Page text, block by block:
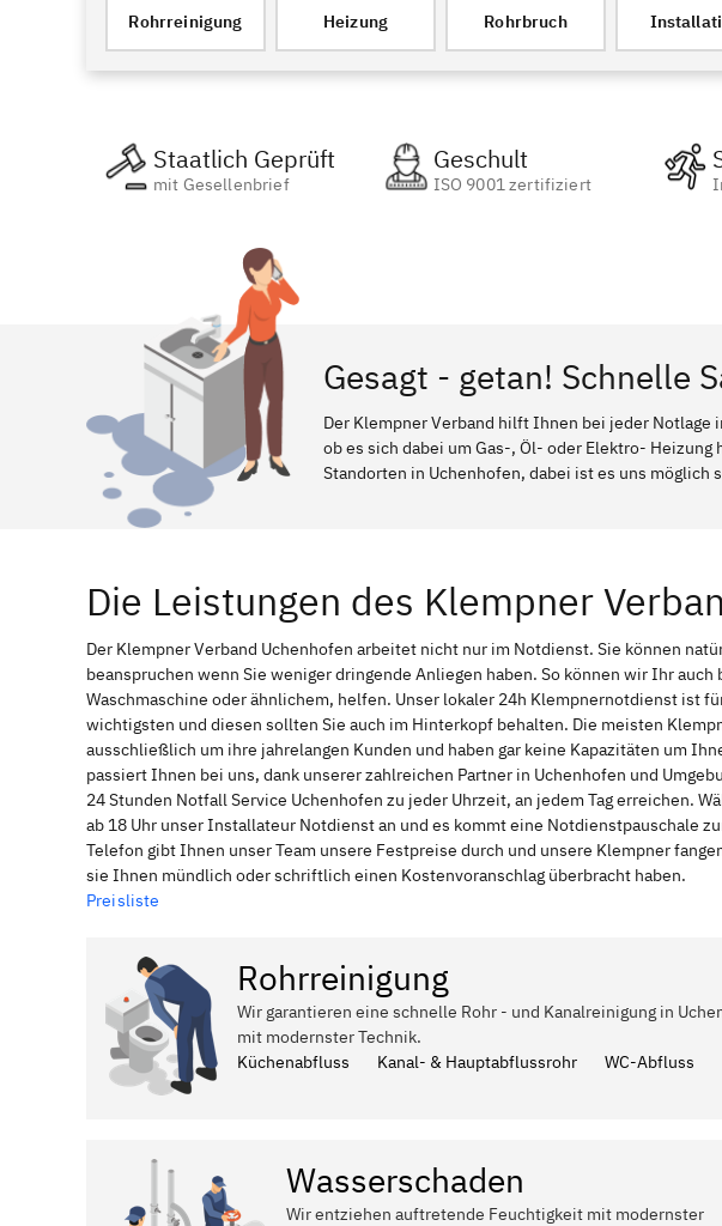
Rohrreinigung Heizung Rohrbruch
Staatlich Geprüft
mit Gesellenbrief
Geschult
ISO 9001 zertifiziert
Gesagt - getan! Schnelle
Der Klempner Verband hilft Ihnen bei jeder
ob es sich dabei um Gas-, Öl- oder Elektro-
Standorten in Uchenhofen, dabei ist es uns möglich
Die Leistungen des Klempner
Der Klempner Verband Uchenhofen arbeitet nicht nur im Notdienst. Sie können
beanspruchen wenn Sie weniger dringende Anliegen haben. So können wir Ihr
Waschmaschine oder ähnlichem, helfen. Unser lokaler 24h Klempnernotdienst ist
wichtigsten und diesen sollten Sie auch im Hinterkopf behalten. Die meisten
ausschließlich um ihre jahrelangen Kunden und haben gar keine Kapazitäten um
passiert Ihnen bei uns, dank unserer zahlreichen Partner in Uchenhofen und
24 Stunden Notfall Service Uchenhofen zu jeder Uhrzeit, an jedem Tag erreichen.
ab 18 Uhr unser Installateur Notdienst an und es kommt eine Notdienstpauschale
Telefon gibt Ihnen unser Team unsere Festpreise durch und unsere Klempner
sie Ihnen mündlich oder schriftlich einen Kostenvoranschlag überbracht haben.
Preisliste
Rohrreinigung
Wir garantieren eine schnelle Rohr - und Kanalreinigung in
mit modernster Technik.
Küchenabfluss
Kanal- & Hauptabflussrohr WC-Abfluss
Wasserschaden
Wir entziehen auftretende Feuchtigkeit mit modernster